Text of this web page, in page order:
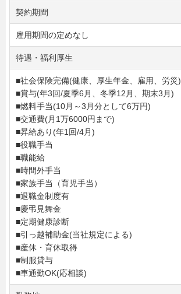
契約期間
雇用期間の定めなし
待遇・福利厚生
■社会保険完備(健康、厚生年金、雇用、労災)
■賞与(年3回/夏季6月、冬季12月、期末3月)
■燃料手当(10月～3月分として6万円)
■交通費(月1万6000円まで)
■昇給あり(年1回/4月)
■役職手当
■職能給
■時間外手当
■家族手当（育児手当）
■退職金制度有
■慶弔見舞金
■定期健康診断
■引っ越補助金(当社規定による)
■産休・育休取得
■制服貸与
■車通勤OK(応相談)